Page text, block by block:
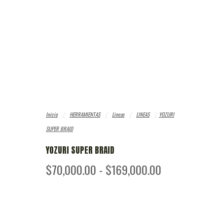
Inicio / HERRAMIENTAS / Lineas / LINEAS / YOZURI
SUPER BRAID
YOZURI SUPER BRAID
$70,000.00 - $169,000.00